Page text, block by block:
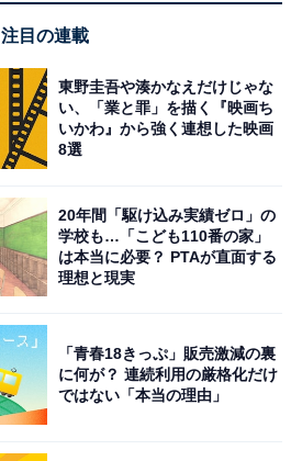
注目の連載
東野圭吾や湊かなえだけじゃな
い、「業と罪」を描く『映画ち
いかわ』から強く連想した映画
8選
20年間「駆け込み実績ゼロ」の
学校も…「こども110番の家」
は本当に必要？ PTAが直面する
理想と現実
「青春18きっぷ」販売激減の裏
に何が？ 連続利用の厳格化だけ
ではない「本当の理由」